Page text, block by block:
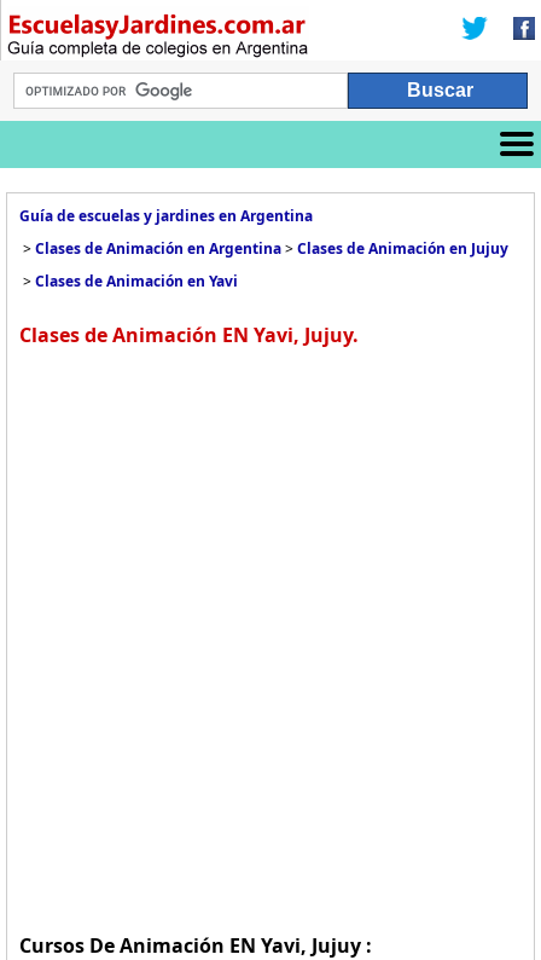
Guía de escuelas y jardines en Argentina
>Clases de Animación en Argentina>Clases de Animación en Jujuy
>Clases de Animación en Yavi
Clases de Animación EN Yavi, Jujuy.
Cursos De Animación EN Yavi, Jujuy :